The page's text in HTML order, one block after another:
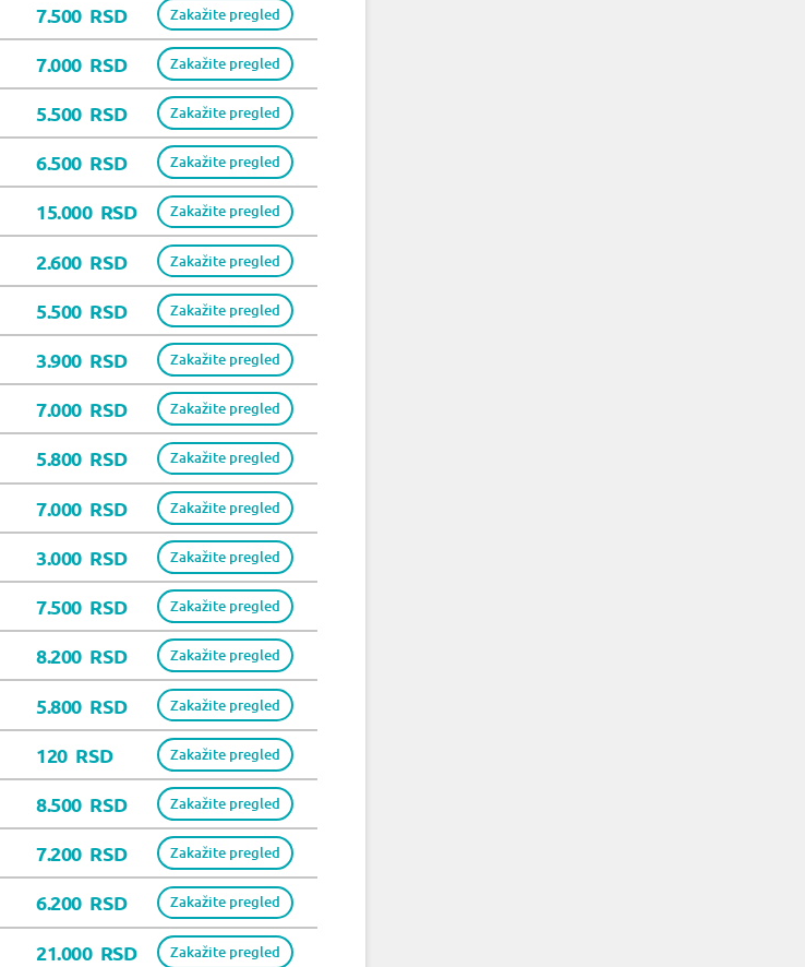
7.500 RSD Zakažite pregled
7.000 RSD Zakažite pregled
5.500 RSD Zakažite pregled
6.500 RSD Zakažite pregled
15.000 RSD Zakažite pregled
2.600 RSD Zakažite pregled
5.500 RSD Zakažite pregled
3.900 RSD Zakažite pregled
7.000 RSD Zakažite pregled
5.800 RSD Zakažite pregled
7.000 RSD Zakažite pregled
3.000 RSD Zakažite pregled
7.500 RSD
Zakažite pregled
8.200 RSD Zakažite pregled
5.800 RSD Zakažite pregled
120 RSD Zakažite pregled
8.500 RSD Zakažite pregled
7.200 RSD Zakažite pregled
6.200 RSD Zakažite pregled
21.000 RSD Zakažite pregled